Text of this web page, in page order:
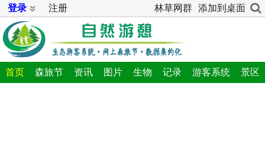
登录 注册 林草网群 添加到桌面
首页 森旅节 资讯 图片 生物 记录 游客系统 景区